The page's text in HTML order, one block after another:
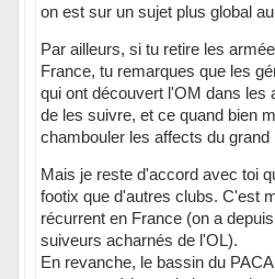
on est sur un sujet plus global
Par ailleurs, si tu retire les
France, tu remarques que les
qui ont découvert l'OM dans les
de les suivre, et ce quand bien
chambouler les affects du grand
Mais je reste d'accord avec toi
footix que d'autres clubs. C'est
récurrent en France (on a
suiveurs acharnés de l'OL).
En revanche, le bassin du